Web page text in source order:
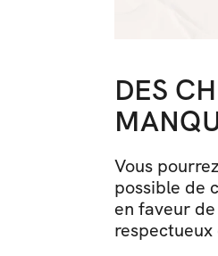
DES
Vous
possible de
en faveur